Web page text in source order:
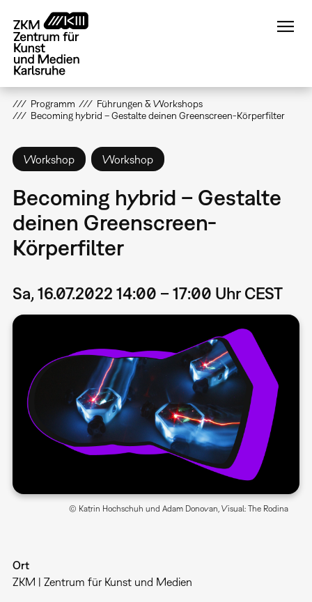
zum
Inhalt
Programm
Führungen & Workshops
Becoming hybrid – Gestalte deinen Greenscreen-Körperfilter
Workshop Workshop
Becoming hybrid – Gestalte
deinen Greenscreen-
Körperfilter
Sa, 16.07.2022 14:00 – 17:00 Uhr CEST
© Katrin Hochschuh und Adam Donovan, Visual: The Rodina
Ort
ZKM | Zentrum für Kunst und Medien